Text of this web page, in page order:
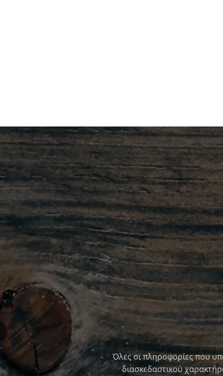
Όλες οι πληροφορίες που
διασκεδαστικού